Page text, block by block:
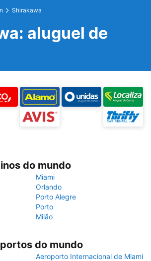
Shirakawa
aluguel de
do mundo
Miami
Orlando
Porto Alegre
Porto
Milão
do mundo
Aeroporto Internacional de Miami